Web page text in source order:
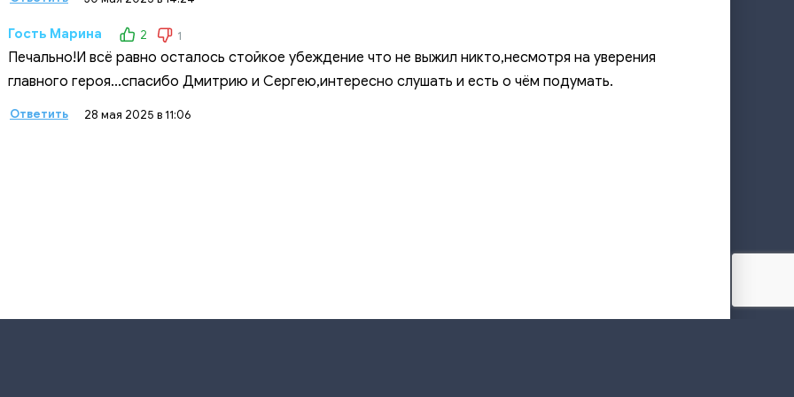
Гость Марина 2 1
Печально!И всё равно осталось стойкое убеждение что не выжил никто,несмотря на уверения
главного героя...спасибо Дмитрию и Сергею,интересно слушать и есть о чём подумать.
Ответить 28 мая 2025 в 11:06